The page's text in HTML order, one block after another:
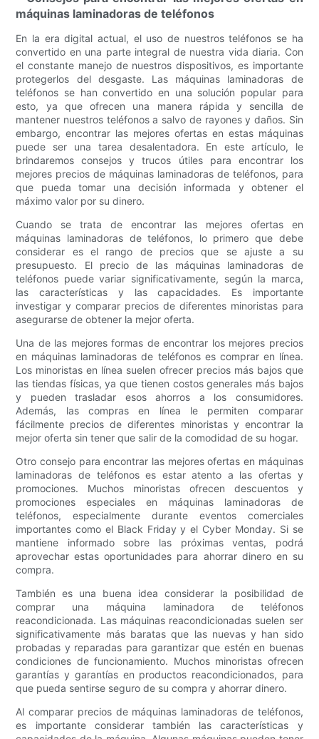
máquinas laminadoras de teléfonos
En la era digital actual, el uso de nuestros teléfonos se ha
convertido en una parte integral de nuestra vida diaria. Con
el constante manejo de nuestros dispositivos, es importante
protegerlos del desgaste. Las máquinas laminadoras de
teléfonos se han convertido en una solución popular para
esto, ya que ofrecen una manera rápida y sencilla de
mantener nuestros teléfonos a salvo de rayones y daños. Sin
embargo, encontrar las mejores ofertas en estas máquinas
puede ser una tarea desalentadora. En este artículo, le
brindaremos consejos y trucos útiles para encontrar los
mejores precios de máquinas laminadoras de teléfonos, para
que pueda tomar una decisión informada y obtener el
máximo valor por su dinero.
Cuando se trata de encontrar las mejores ofertas en
máquinas laminadoras de teléfonos, lo primero que debe
considerar es el rango de precios que se ajuste a su
presupuesto. El precio de las máquinas laminadoras de
teléfonos puede variar significativamente, según la marca,
las características y las capacidades. Es importante
investigar y comparar precios de diferentes minoristas para
asegurarse de obtener la mejor oferta.
Una de las mejores formas de encontrar los mejores precios
en máquinas laminadoras de teléfonos es comprar en línea.
Los minoristas en línea suelen ofrecer precios más bajos que
las tiendas físicas, ya que tienen costos generales más bajos
y pueden trasladar esos ahorros a los consumidores.
Además, las compras en línea le permiten comparar
fácilmente precios de diferentes minoristas y encontrar la
mejor oferta sin tener que salir de la comodidad de su hogar.
Otro consejo para encontrar las mejores ofertas en máquinas
laminadoras de teléfonos es estar atento a las ofertas y
promociones. Muchos minoristas ofrecen descuentos y
promociones especiales en máquinas laminadoras de
teléfonos, especialmente durante eventos comerciales
importantes como el Black Friday y el Cyber ​​Monday. Si se
mantiene informado sobre las próximas ventas, podrá
aprovechar estas oportunidades para ahorrar dinero en su
compra.
También es una buena idea considerar la posibilidad de
comprar una máquina laminadora de teléfonos
reacondicionada. Las máquinas reacondicionadas suelen ser
significativamente más baratas que las nuevas y han sido
probadas y reparadas para garantizar que estén en buenas
condiciones de funcionamiento. Muchos minoristas ofrecen
garantías y garantías en productos reacondicionados, para
que pueda sentirse seguro de su compra y ahorrar dinero.
Al comparar precios de máquinas laminadoras de teléfonos,
es importante considerar también las características y